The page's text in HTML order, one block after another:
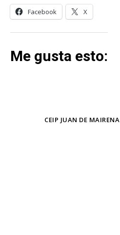
Facebook X
Me gusta esto:
CEIP JUAN DE MAIRENA